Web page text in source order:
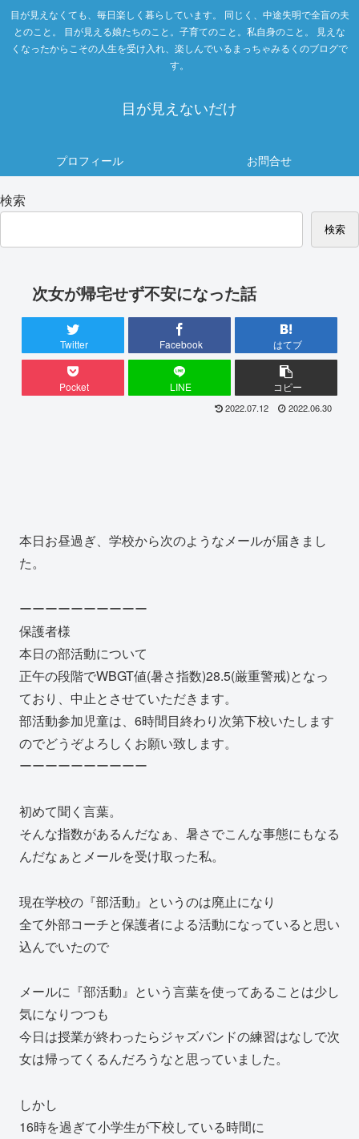
目が見えなくても、毎日楽しく暮らしています。 同じく、中途失明で全盲の夫
とのこと。 目が見える娘たちのこと。子育てのこと。私自身のこと。 見えな
くなったからこその人生を受け入れ、楽しんでいるまっちゃみるくのブログで
す。
目が見えないだけ
プロフィール お問合せ
検索
検索
次女が帰宅せず不安になった話
Twitter Facebook はてブ
Pocket LINE コピー
2022.07.12 2022.06.30
本日お昼過ぎ、学校から次のようなメールが届きまし
た。
ーーーーーーーーーー
保護者様
本日の部活動について
正午の段階でWBGT値(暑さ指数)28.5(厳重警戒)となっ
ており、中止とさせていただきます。
部活動参加児童は、6時間目終わり次第下校いたします
のでどうぞよろしくお願い致します。
ーーーーーーーーーー
初めて聞く言葉。
そんな指数があるんだなぁ、暑さでこんな事態にもなる
んだなぁとメールを受け取った私。
現在学校の『部活動』というのは廃止になり
全て外部コーチと保護者による活動になっていると思い
込んでいたので
メールに『部活動』という言葉を使ってあることは少し
気になりつつも
今日は授業が終わったらジャズバンドの練習はなしで次
女は帰ってくるんだろうなと思っていました。
しかし
16時を過ぎて小学生が下校している時間に